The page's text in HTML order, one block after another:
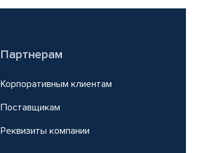
Партнерам
Корпоративным клиентам
Поставщикам
Реквизиты компании